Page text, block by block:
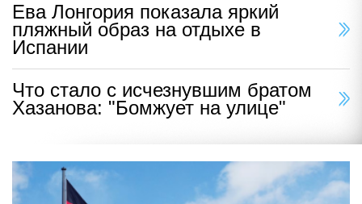
Ева Лонгория показала яркий
пляжный образ на отдыхе в
Испании
Что стало с исчезнувшим братом
Хазанова: "Бомжует на улице"